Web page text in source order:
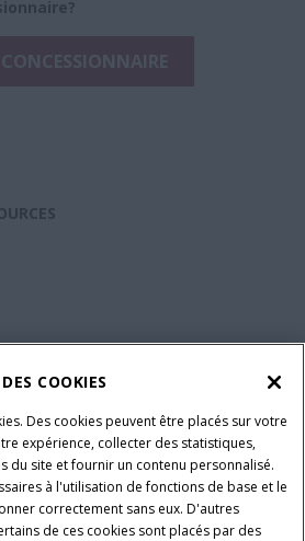
Avis juridiques
COOKIES
Des cookies peuvent être placés sur votre
expérience, collecter des statistiques,
du site et fournir un contenu personnalisé.
à l'utilisation de fonctions de base et le
correctement sans eux. D'autres
de ces cookies sont placés par des